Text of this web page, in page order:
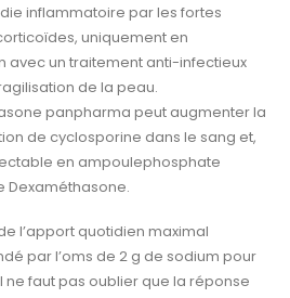
inflammatoire par les fortes
uniquement en
avec un traitement anti-infectieux
de la peau.
panpharma peut augmenter la
de cyclosporine dans le sang et,
en ampoulephosphate
Dexaméthasone.
de l’apport quotidien maximal
par l’oms de 2 g de sodium pour
ne faut pas oublier que la réponse